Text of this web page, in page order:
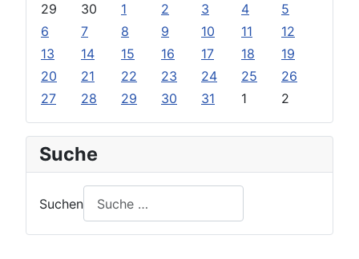
29
30 1 2 3 4
5
6
7 8 9 10 11
12
13
14 15 16 17 18
19
20
21 22 23 24 25
26
27
28 29 30 31 1 2
Suche
Suchen